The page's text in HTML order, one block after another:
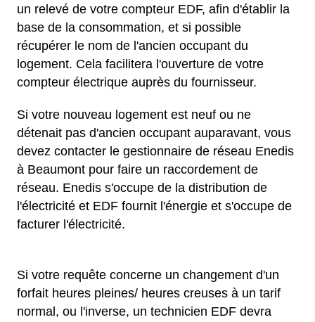
un relevé de votre compteur EDF, afin d'établir la
base de la consommation, et si possible
récupérer le nom de l'ancien occupant du
logement. Cela facilitera l'ouverture de votre
compteur électrique auprès du fournisseur.
Si votre nouveau logement est neuf ou ne
détenait pas d'ancien occupant auparavant, vous
devez contacter le gestionnaire de réseau Enedis
à Beaumont pour faire un raccordement de
réseau. Enedis s'occupe de la distribution de
l'électricité et EDF fournit l'énergie et s'occupe de
facturer l'électricité.
Si votre requête concerne un changement d'un
forfait heures pleines/ heures creuses à un tarif
normal, ou l'inverse, un technicien EDF devra